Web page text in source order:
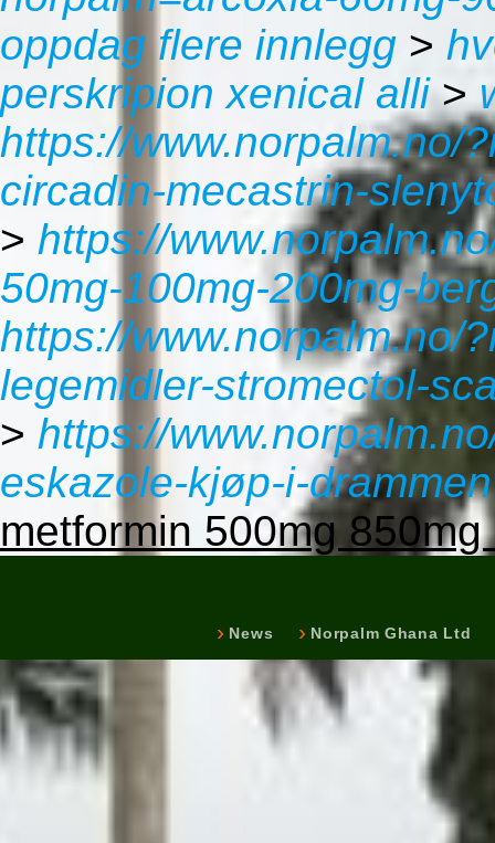
oppdag flere innlegg >
perskripion xenical alli>
https://www.norpalm.no/
circadin-mecastrin-
> https://
50mg-100mg-200mg-
https://www.norpalm.no/
legemidler-stromectol-
> https://
eskazole-kjøp-i-drammen
metformin 500mg
News Norpalm Ghana Ltd